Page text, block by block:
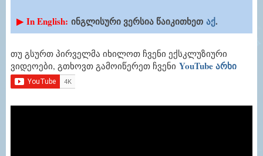
▶In English: ინგლისური ვერსია წაიკითხეთ აქ.
თუ გსურთ პირველმა იხილოთ ჩვენი ექსკლუზიური
ვიდეოები, გთხოვთ გამოიწერეთ ჩვენი YouTube არხი